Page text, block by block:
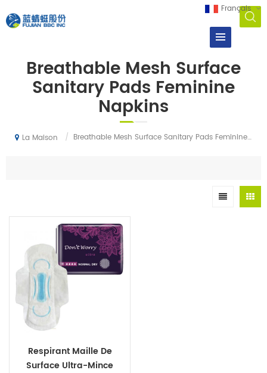
Français
Breathable Mesh Surface
Sanitary Pads Feminine
Napkins
La Maison / Breathable Mesh Surface Sanitary Pads Feminine Napkins
Respirant Maille De
Surface Ultra-Mince